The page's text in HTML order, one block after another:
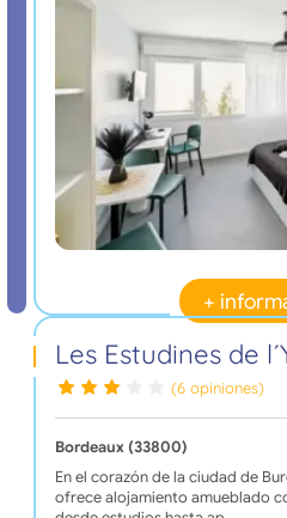
+
Les Estudines de
(6 opiniones)
Bordeaux (33800)
En el corazón de la ciudad de
ofrece alojamiento amueblado